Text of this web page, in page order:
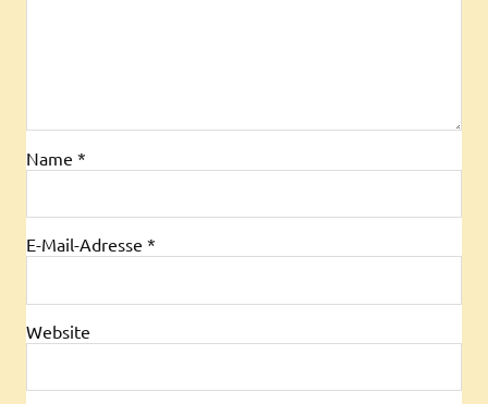
Name *
E-Mail-Adresse *
Website